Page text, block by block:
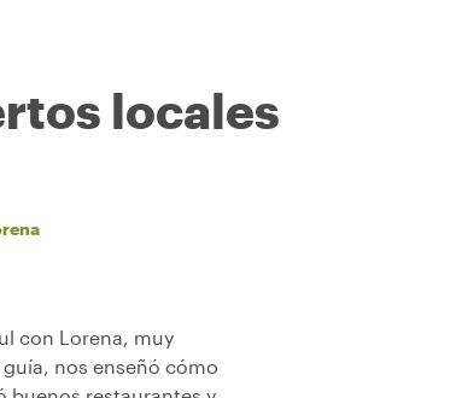
locales
con Lorena, muy
nos enseñó cómo